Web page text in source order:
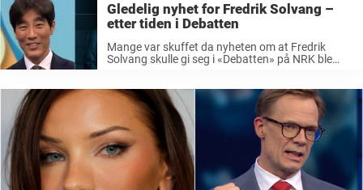
Gledelig nyhet for Fredrik Solvang –
etter tiden i Debatten
Mange var skuffet da nyheten om at Fredrik
Solvang skulle gi seg i «Debatten» på NRK ble
har Fredrik Solvang vært et kjent og respektert ...